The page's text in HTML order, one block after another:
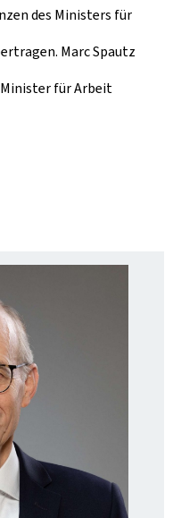
des Ministers für
Marc Spautz
für Arbeit